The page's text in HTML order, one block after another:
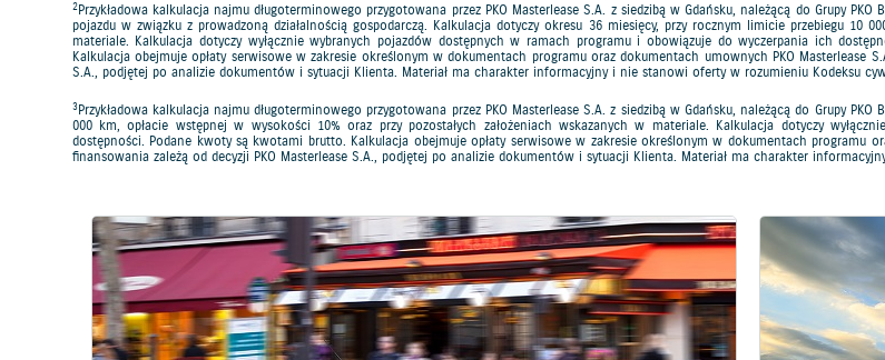
2Przykładowa kalkulacja najmu długoterminowego przygotowana przez PKO Masterlease S.A. z siedzibą w Gdańsku, należącą do Grupy
pojazdu w związku z prowadzoną działalnością gospodarczą. Kalkulacja dotyczy okresu 36 miesięcy, przy rocznym limicie przebiegu 10
materiale. Kalkulacja dotyczy wyłącznie wybranych pojazdów dostępnych w ramach programu i obowiązuje do wyczerpania ich
Kalkulacja obejmuje opłaty serwisowe w zakresie określonym w dokumentach programu oraz dokumentach umownych PKO Masterlease
S.A., podjętej po analizie dokumentów i sytuacji Klienta. Materiał ma charakter informacyjny i nie stanowi oferty w rozumieniu Kodeksu
3Przykładowa kalkulacja najmu długoterminowego przygotowana przez PKO Masterlease S.A. z siedzibą w Gdańsku, należącą do Grupy
000 km, opłacie wstępnej w wysokości 10% oraz przy pozostałych założeniach wskazanych w materiale. Kalkulacja dotyczy
dostępności. Podane kwoty są kwotami brutto. Kalkulacja obejmuje opłaty serwisowe w zakresie określonym w dokumentach programu
finansowania zależą od decyzji PKO Masterlease S.A., podjętej po analizie dokumentów i sytuacji Klienta. Materiał ma charakter